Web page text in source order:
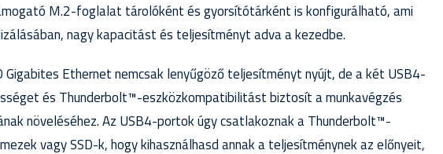
M.2-foglalat tárolóként és gyorsítótárként is konfigurálható, ami
nagy kapacitást és teljesítményt adva a kezedbe.
Ethernet nemcsak lenyűgöző teljesítményt nyújt, de a két USB4-
és Thunderbolt™-eszközkompatibilitást biztosít a munkavégzés
növeléséhez. Az USB4-portok úgy csatlakoznak a Thunderbolt™-
vagy SSD-k, hogy kihasználhasd annak a teljesítménynek az előnyeit,